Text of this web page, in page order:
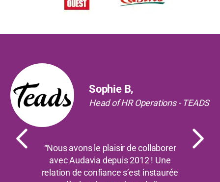
Sophie B,
Head of HR Operations - TEADS
“Nous avons le plaisir de collaborer
avec Audavia depuis 2012 ! Une
relation de confiance s’est instaurée